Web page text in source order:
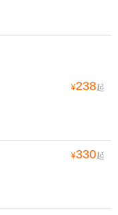
¥238起
¥330起